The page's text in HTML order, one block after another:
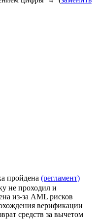
пройдена (регламент)
не проходил и
из-за AML рисков
верификации
средств за вычетом